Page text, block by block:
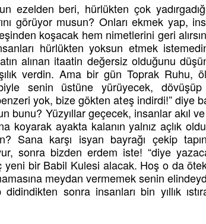
ezelden beri, hürlükten çok
görüyor musun? Onları ekmek yap,
koşacak hem nimetlerini geri
hürlükten yoksun etmek
alınan itaatin değersiz olduğunu
verdin. Ama bir gün Toprak Ruhu,
senin üstüne yürüyecek,
yok, bize gökten ateş indirdi!” diye
bunu? Yüzyıllar geçecek, insanlar akıl
koyarak ayakta kalanın yalnız açlık
Sana karşı isyan bayrağı çekip
sonra bizden erdem iste! “diye
yeni bir Babil Kulesi alacak. Hoş o da
meydan vermemek senin
sonra insanları bin yıllık